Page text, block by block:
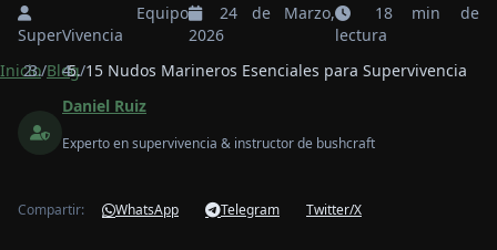
Equipo
SuperVivencia
24 de Marzo,
2026
18 min de
lectura
Inicio/Blog/15 Nudos Marineros Esenciales para Supervivencia
Daniel Ruiz
Experto en supervivencia & instructor de bushcraft
Compartir: WhatsApp Telegram Twitter/X